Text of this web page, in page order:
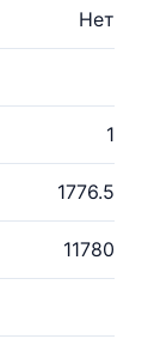
Нет
1
1776.5
11780